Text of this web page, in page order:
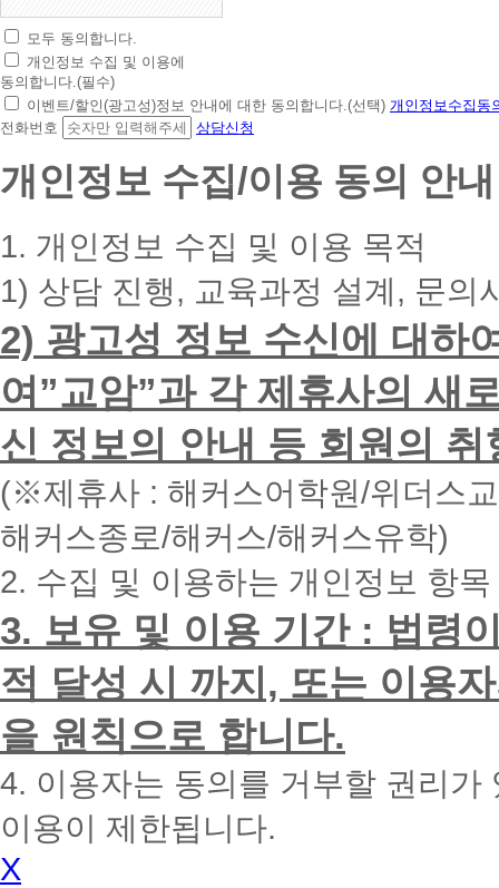
초
간
편
상
담
청
대
폰
입
력
시
면
빠
른
간
내
에
화
드
리
겠
습
니
다.
모두 동의합니다.
개인정보 수집 및 이용에
동의합니다.(필수)
이벤트/할인(광고성)정보 안내에 대한 동의합니다.(선택) 개인정보수집동
전화번호
상담신청
개인정보 수집/이용 동의 안내
1. 개인정보 수집 및 이용 목적
1) 상담 진행, 교육과정 설계, 문의
2) 광고성 정보 수신에 대하
여”교암”과 각 제휴사의 새
신 정보의 안내 등 회원의
(※제휴사 : 해커스어학원/위더스
해커스종로/해커스/해커스유학)
2. 수집 및 이용하는 개인정보 항
3. 보유 및 이용 기간 : 법령
적 달성 시 까지, 또는 이용
을 원칙으로 합니다.
4. 이용자는 동의를 거부할 권리
이용이 제한됩니다.
X